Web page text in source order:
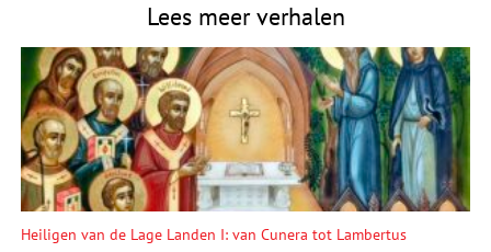
Lees meer verhalen
Heiligen van de Lage Landen I: van Cunera tot Lambertus